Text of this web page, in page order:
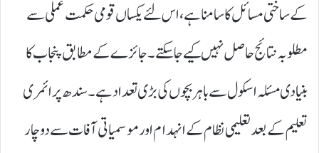
کے ساختی مسائل کا سامنا ہے، اس لئے یکساں قومی حکمت عملی سے
مطلوبہ نتائج حاصل نہیں کیے جا سکتے۔ جائزے کے مطابق پنجاب کا
بنیادی مسئلہ اسکول سے باہر بچوں کی بڑی تعداد ہے۔ سندھ پرائمری
تعلیم کے بعد تعلیمی نظام کے انہدام اور موسمیاتی آفات سے دوچار